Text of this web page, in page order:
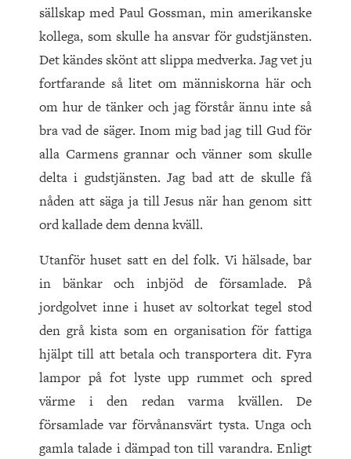
sällskap med Paul Gossman, min amerikanske
kollega, som skulle ha ansvar för gudstjänsten.
Det kändes skönt att slippa medverka. Jag vet ju
fortfarande så litet om människorna här och
om hur de tänker och jag förstår ännu inte så
bra vad de säger. Inom mig bad jag till Gud för
alla Carmens grannar och vänner som skulle
delta i gudstjänsten. Jag bad att de skulle få
nåden att säga ja till Jesus när han genom sitt
ord kallade dem denna kväll.
Utanför huset satt en del folk. Vi hälsade, bar
in bänkar och inbjöd de församlade. På
jordgolvet inne i huset av soltorkat tegel stod
den grå kista som en organisation för fattiga
hjälpt till att betala och transportera dit. Fyra
lampor på fot lyste upp rummet och spred
värme i den redan varma kvällen. De
församlade var förvånansvärt tysta. Unga och
gamla talade i dämpad ton till varandra. Enligt